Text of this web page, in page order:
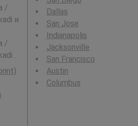
/
и
/
.
Dallas
San Jose
Indianapolis
Jacksonville
San Francisco
Austin
Columbus